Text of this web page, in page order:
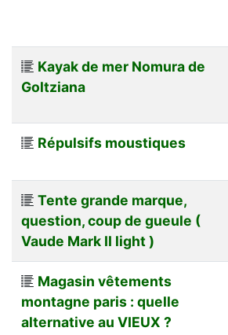
Kayak de mer Nomura de
Goltziana
Répulsifs moustiques
Tente grande marque,
question, coup de gueule (
Vaude Mark II light )
Magasin vêtements
montagne paris : quelle
alternative au VIEUX ?